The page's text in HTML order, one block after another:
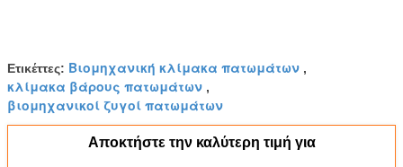
Ετικέττες: Βιομηχανική κλίμακα πατωμάτων ,
κλίμακα βάρους πατωμάτων ,
βιομηχανικοί ζυγοί πατωμάτων
Αποκτήστε την καλύτερη τιμή για